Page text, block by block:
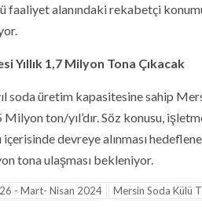
faaliyet alanındaki rekabetçi
Yıllık 1,7 Milyon Tona Çıkacak
soda üretim kapasitesine sahip
ton/yıl’dır. Söz konusu,
devreye alınması
tona ulaşması bekleniyor.
- Mart- Nisan 2024 Mersin Soda Külü